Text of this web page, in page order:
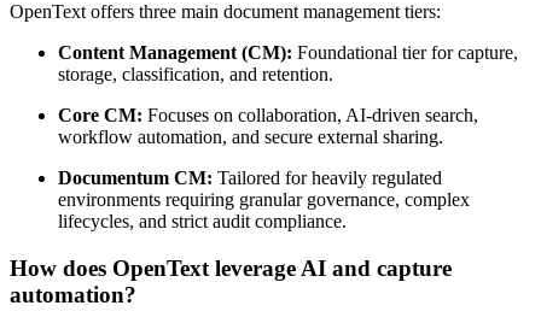
OpenText offers three main document management tiers:
Content Management (CM): Foundational tier for capture,
storage, classification, and retention.
Core CM: Focuses on collaboration, AI-driven search,
workflow automation, and secure external sharing.
Documentum CM: Tailored for heavily regulated
environments requiring granular governance, complex
lifecycles, and strict audit compliance.
How does OpenText leverage AI and capture
automation?